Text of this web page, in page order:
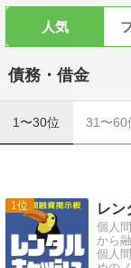
人気
債務・借金
1〜30位 31〜60
1 レン
個人
から
個人